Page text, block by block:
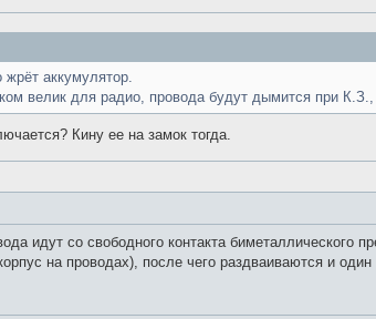
жрёт аккумулятор.
велик для радио, провода будут дымится при К.З.,
Кину ее на замок тогда.
идут со свободного контакта биметаллического
на проводах), после чего раздваиваются и